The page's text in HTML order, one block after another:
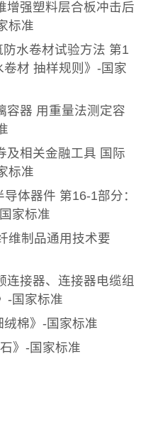
增强塑料层合板冲击后
标准
水卷材试验方法 第1
材 抽样规则》-国家
容器 用重量法测定容
及相关金融工具 国际
标准
体器件 第16-1部分：
家标准
维制品通用技术要
连接器、连接器电缆组
-国家标准
棉》-国家标准
》-国家标准